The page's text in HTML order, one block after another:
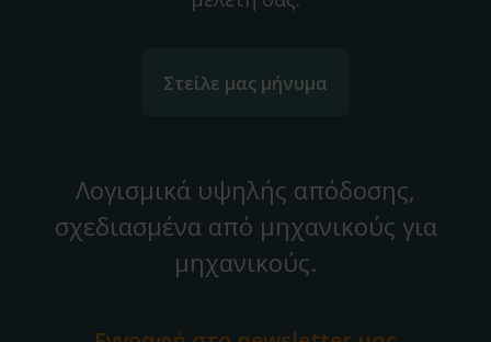
Στείλε μας μήνυμα
Λογισμικά υψηλής απόδοσης,
σχεδιασμένα από μηχανικούς για
μηχανικούς.